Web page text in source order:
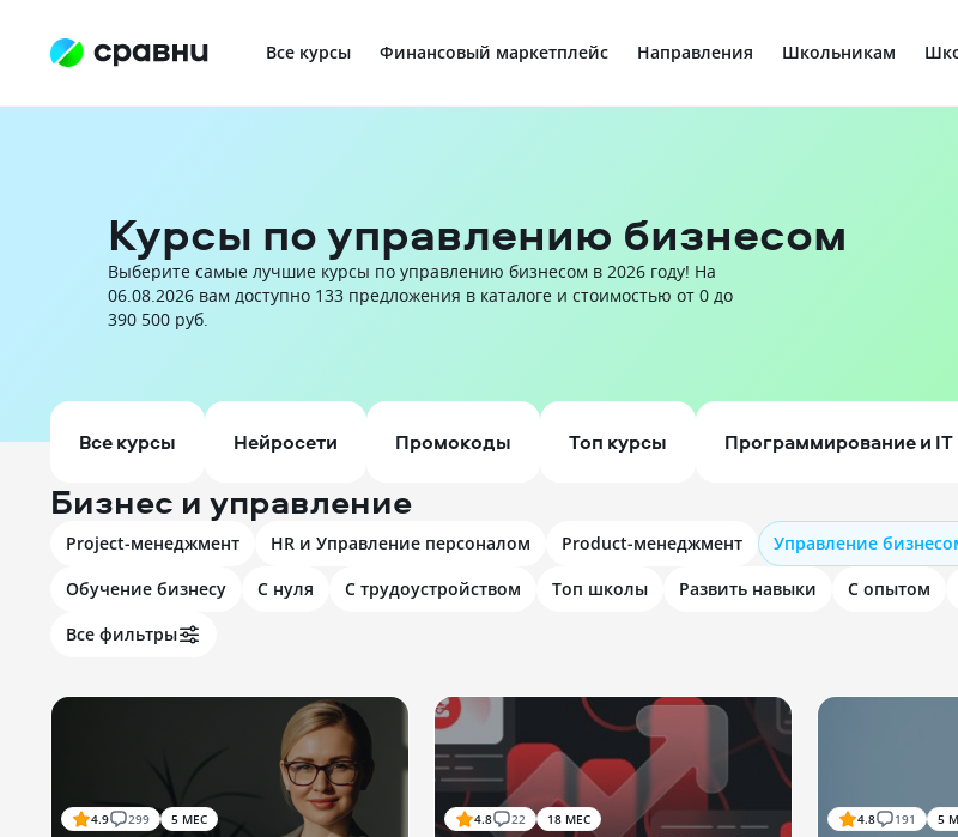
Все курсы Финансовый маркетплейс Направления Школьникам
Курсы по управлению бизнесом
Выберите самые лучшие курсы по управлению бизнесом в 2026 году! На
06.08.2026 вам доступно 133 предложения в каталоге и стоимостью от 0 до
390 500 руб.
Все курсы Нейросети Промокоды Топ курсы Программирование и IT
Бизнес и управление
Project-менеджмент HR и Управление персоналом Product-менеджмент Управление
Обучение бизнесу
С нуля С трудоустройством Топ школы Развить навыки С опытом
Все фильтры
4.9 299 5 МЕС 4.8 22 18 МЕС 4.8 191 5